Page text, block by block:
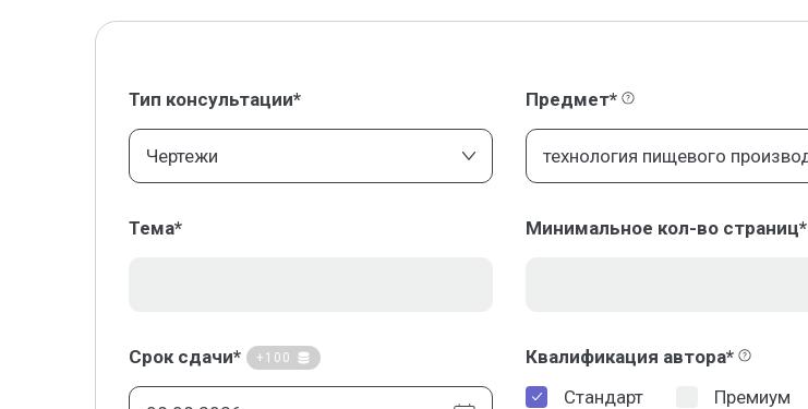
Тип консультации*
Чертежи
Предмет*
Тема* Минимальное кол-во страниц*
Срок сдачи* +100
Квалификация автора*
Стандарт
Премиум